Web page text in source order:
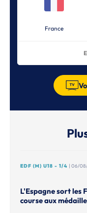
France
EDF (M) U18 - 1/4 | 06/
L'Espagne sort les
course aux